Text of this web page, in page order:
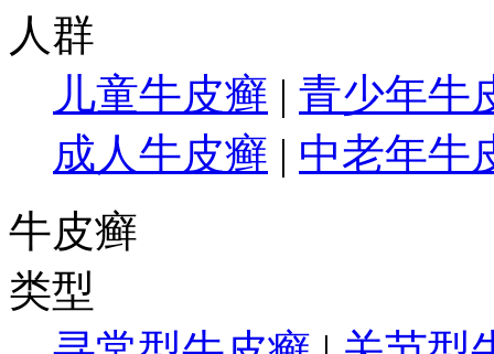
人群
儿童牛皮癣 | 青少年牛
成人牛皮癣 | 中老年牛
牛皮癣
类型